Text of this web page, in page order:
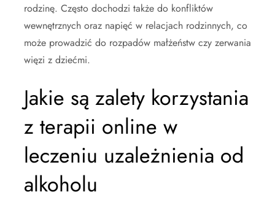
rodzinę. Często dochodzi także do konfliktów
wewnętrznych oraz napięć w relacjach rodzinnych, co
może prowadzić do rozpadów małżeństw czy zerwania
więzi z dziećmi.
Jakie są zalety korzystania
z terapii online w
leczeniu uzależnienia od
alkoholu